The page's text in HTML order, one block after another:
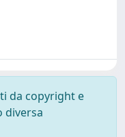
da copyright e
diversa